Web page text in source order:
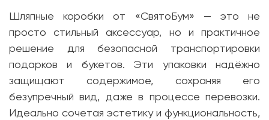
Шляпные коробки от «СвятоБум» — это не
просто стильный аксессуар, но и практичное
решение для безопасной транспортировки
подарков и букетов. Эти упаковки надёжно
защищают содержимое, сохраняя его
безупречный вид, даже в процессе перевозки.
Идеально сочетая эстетику и функциональность,